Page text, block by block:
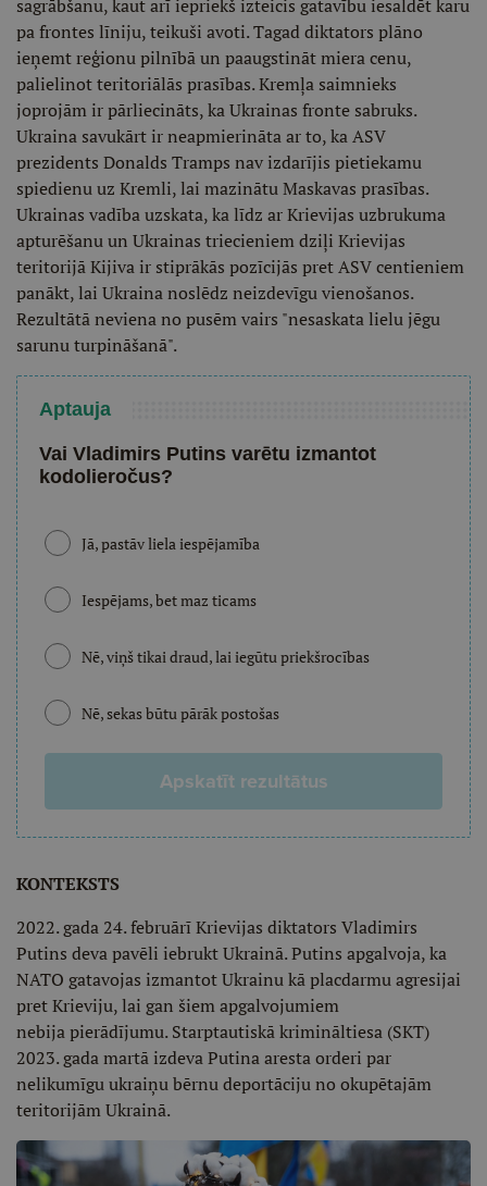
sagrābšanu, kaut arī iepriekš izteicis gatavību iesaldēt karu
pa frontes līniju, teikuši avoti. Tagad diktators plāno
ieņemt reģionu pilnībā un paaugstināt miera cenu,
palielinot teritoriālās prasības. Kremļa saimnieks
joprojām ir pārliecināts, ka Ukrainas fronte sabruks.
Ukraina savukārt ir neapmierināta ar to, ka ASV
prezidents Donalds Tramps nav izdarījis pietiekamu
spiedienu uz Kremli, lai mazinātu Maskavas prasības.
Ukrainas vadība uzskata, ka līdz ar Krievijas uzbrukuma
apturēšanu un Ukrainas triecieniem dziļi Krievijas
teritorijā Kijiva ir stiprākās pozīcijās pret ASV centieniem
panākt, lai Ukraina noslēdz neizdevīgu vienošanos.
Rezultātā neviena no pusēm vairs "nesaskata lielu jēgu
sarunu turpināšanā".
Aptauja
Vai Vladimirs Putins varētu izmantot
kodolieročus?
Jā, pastāv liela iespējamība
Iespējams, bet maz ticams
Nē, viņš tikai draud, lai iegūtu priekšrocības
Nē, sekas būtu pārāk postošas
Apskatīt rezultātus
KONTEKSTS
2022. gada 24. februārī Krievijas diktators Vladimirs
Putins deva pavēli iebrukt Ukrainā. Putins apgalvoja, ka
NATO gatavojas izmantot Ukrainu kā placdarmu agresijai
pret Krieviju, lai gan šiem apgalvojumiem
nebija pierādījumu. Starptautiskā krimināltiesa (SKT)
2023. gada martā izdeva Putina aresta orderi par
nelikumīgu ukraiņu bērnu deportāciju no okupētajām
teritorijām Ukrainā.